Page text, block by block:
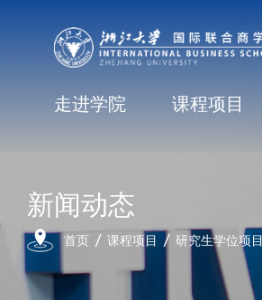
走进学院 课程项目
新闻动态
首页 课程项目 研究生学位项目